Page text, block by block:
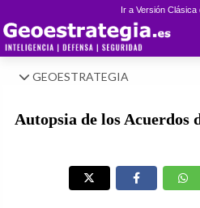
Ir a Versión Clásica
GEOESTRATEGIA
Autopsia de los Acuerdos